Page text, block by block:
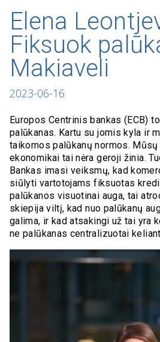
Elena
Fiksuok
Makiaveli
2023-06-16
Europos Centrinis bankas (ECB)
palūkanas. Kartu su jomis kyla ir
taikomos palūkanų normos.
ekonomikai tai nėra geroji žinia.
Bankas imasi veiksmų, kad
siūlyti vartotojams fiksuotas
palūkanos visuotinai auga, tai
skiepija viltį, kad nuo palūkanų
galima, ir kad atsakingi už tai yra
ne palūkanas centralizuotai